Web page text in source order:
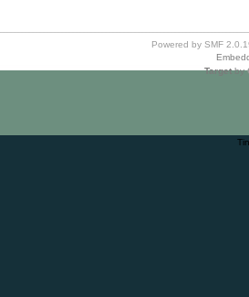
Powered by SMF
Targetby